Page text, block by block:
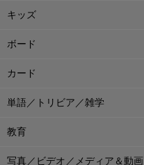
キッズ
ボード
カード
単語／トリビア／雑学
教育
写真／ビデオ／メディア＆動画